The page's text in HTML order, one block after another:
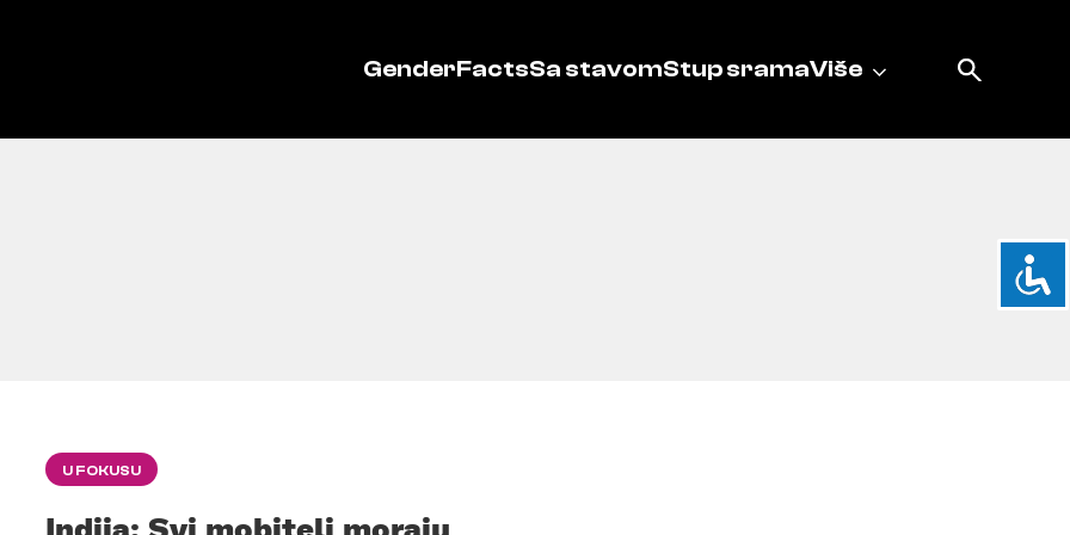
GenderFactsSa stavomStup sramaViše
U FOKUSU